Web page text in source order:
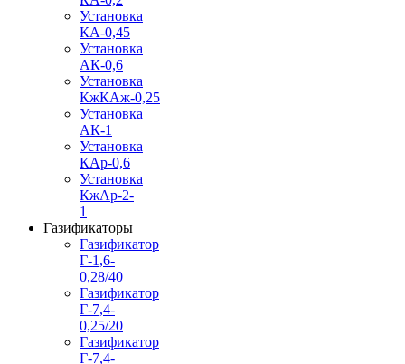
Установка
КА-0,45
Установка
АК-0,6
Установка
КжКАж-0,25
Установка
АК-1
Установка
КАр-0,6
Установка
КжАр-2-
1
Газификаторы
Газификатор
Г-1,6-
0,28/40
Газификатор
Г-7,4-
0,25/20
Газификатор
Г-7,4-